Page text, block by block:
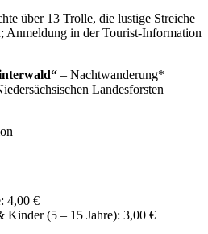
über 13 Trolle, die lustige Streiche
Anmeldung in der Tourist-Information
– Nachtwanderung*
Landesforsten
4,00 €
Kinder (5 – 15 Jahre): 3,00 €